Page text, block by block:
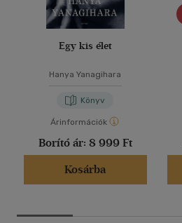
Egy kis élet
Hanya Yanagihara
Könyv
Árinformációk
Borító ár: 8 999 Ft
Kosárba